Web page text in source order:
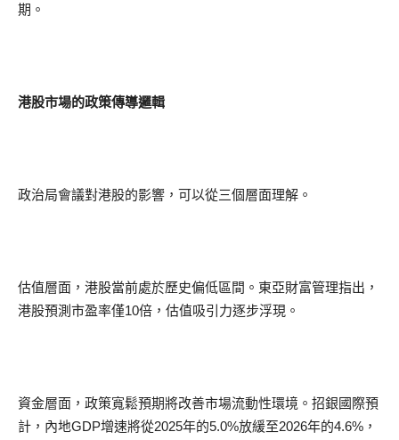
期。
港股市場的政策傳導邏輯
政治局會議對港股的影響，可以從三個層面理解。
估值層面，港股當前處於歷史偏低區間。東亞財富管理指出，
港股預測市盈率僅10倍，估值吸引力逐步浮現。
資金層面，政策寬鬆預期將改善市場流動性環境。招銀國際預
計，內地GDP增速將從2025年的5.0%放緩至2026年的4.6%，